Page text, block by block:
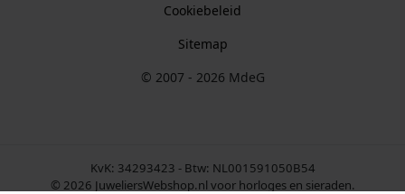
Cookiebeleid
Sitemap
© 2007 - 2026 MdeG
KvK: 34293423 - Btw: NL001591050B54
© 2026 JuweliersWebshop.nl voor horloges en sieraden.